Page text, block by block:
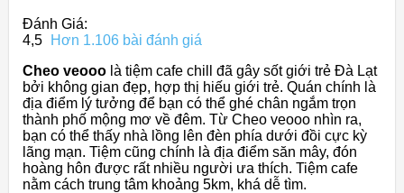
Đánh Giá:
4,5
Hơn 1.106 bài đánh giá
Cheo veooo là tiệm cafe chill đã gây sốt giới trẻ Đà Lạt
bởi không gian đẹp, hợp thị hiếu giới trẻ. Quán chính là
địa điểm lý tưởng để bạn có thể ghé chân ngắm trọn
thành phố mộng mơ về đêm. Từ Cheo veooo nhìn ra,
bạn có thể thấy nhà lồng lên đèn phía dưới đồi cực kỳ
lãng mạn. Tiệm cũng chính là địa điểm săn mây, đón
hoàng hôn được rất nhiều người ưa thích. Tiệm cafe
nằm cách trung tâm khoảng 5km, khá dễ tìm.